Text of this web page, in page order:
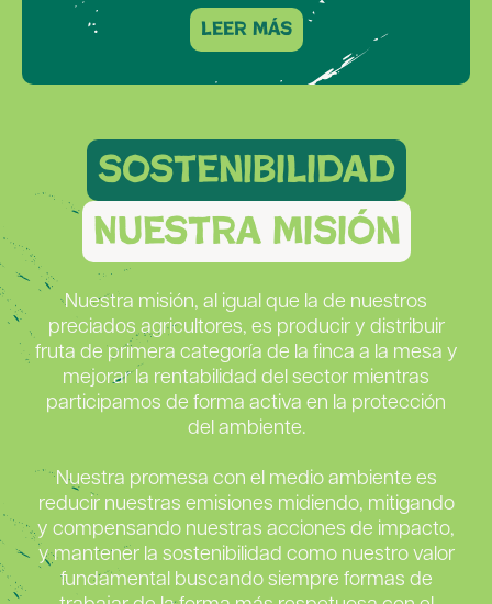
leer más
sostenibilidad
Nuestra misión
Nuestra misión, al igual que la de nuestros
preciados agricultores, es producir y distribuir
fruta de primera categoría de la finca a la mesa y
mejorar la rentabilidad del sector mientras
participamos de forma activa en la protección
del ambiente.
Nuestra promesa con el medio ambiente es
reducir nuestras emisiones midiendo, mitigando
y compensando nuestras acciones de impacto,
y mantener la sostenibilidad como nuestro valor
fundamental buscando siempre formas de